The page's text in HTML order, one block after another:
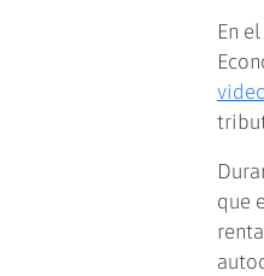
En
que